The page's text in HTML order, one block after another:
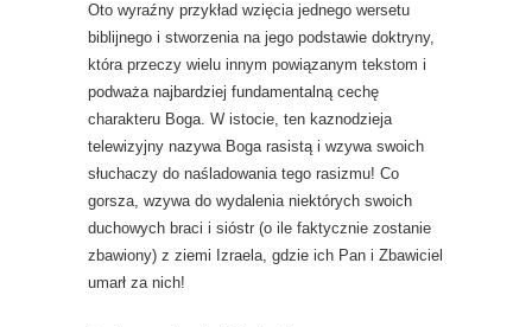
Oto wyraźny przykład wzięcia jednego wersetu
biblijnego i stworzenia na jego podstawie doktryny,
która przeczy wielu innym powiązanym tekstom i
podważa najbardziej fundamentalną cechę
charakteru Boga. W istocie, ten kaznodzieja
telewizyjny nazywa Boga rasistą i wzywa swoich
słuchaczy do naśladowania tego rasizmu! Co
gorsza, wzywa do wydalenia niektórych swoich
duchowych braci i sióstr (o ile faktycznie zostanie
zbawiony) z ziemi Izraela, gdzie ich Pan i Zbawiciel
umarł za nich!